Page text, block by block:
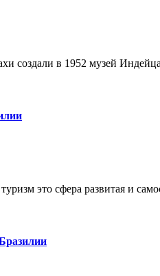
создали в 1952 музей
это сфера развитая и